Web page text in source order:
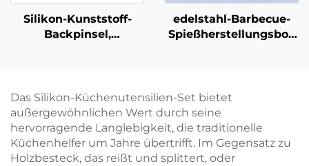
Silikon-Kunststoff-
Backpinsel,
Küchengerät für
Kohlegrill und
Barbecue zum
Bestreichen von
Speisen und Saucen
edelstahl-Barbecue-
Spießherstellungsbox
für schnelle
Fleischspieße
Das Silikon-Küchenutensilien-Set bietet
außergewöhnlichen Wert durch seine
hervorragende Langlebigkeit, die traditionelle
Küchenhelfer um Jahre übertrifft. Im Gegensatz zu
Holzbesteck, das reißt und splittert, oder